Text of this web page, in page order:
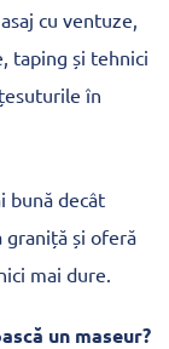
cu ventuze,
taping și tehnici
în
bună decât
graniță și oferă
mai dure.
un maseur?